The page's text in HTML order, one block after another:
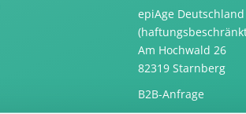
epiAge Deutschland
Am Hochwald 26
82319 Starnberg
B2B-Anfrage